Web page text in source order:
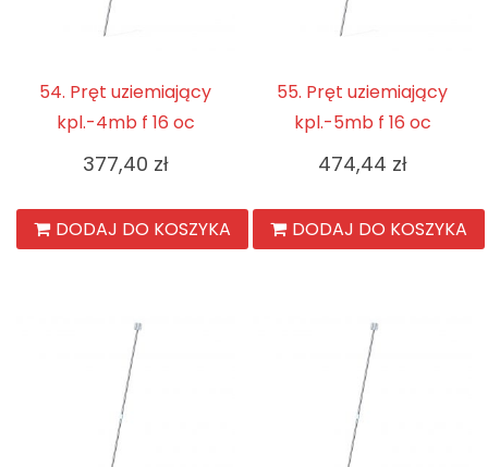
54. Pręt uziemiający
kpl.-4mb f 16 oc
377,40 zł
DODAJ DO KOSZYKA
55. Pręt uziemiający
kpl.-5mb f 16 oc
474,44 zł
DODAJ DO KOSZYKA